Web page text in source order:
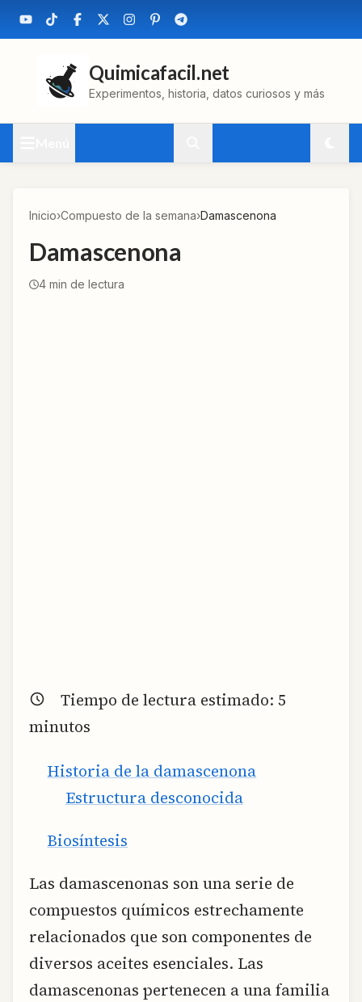
Quimicafacil.net
Experimentos, historia, datos curiosos y más
Inicio›Compuesto de la semana›Damascenona
Damascenona
4 min de lectura
Tiempo de lectura estimado: 5
minutos
Historia de la damascenona
Estructura desconocida
Biosíntesis
Las damascenonas son una serie de
compuestos químicos estrechamente
relacionados que son componentes de
diversos aceites esenciales. Las
damascenonas pertenecen a una familia